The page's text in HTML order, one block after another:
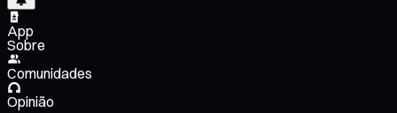
App
Sobre
Comunidades
Opinião